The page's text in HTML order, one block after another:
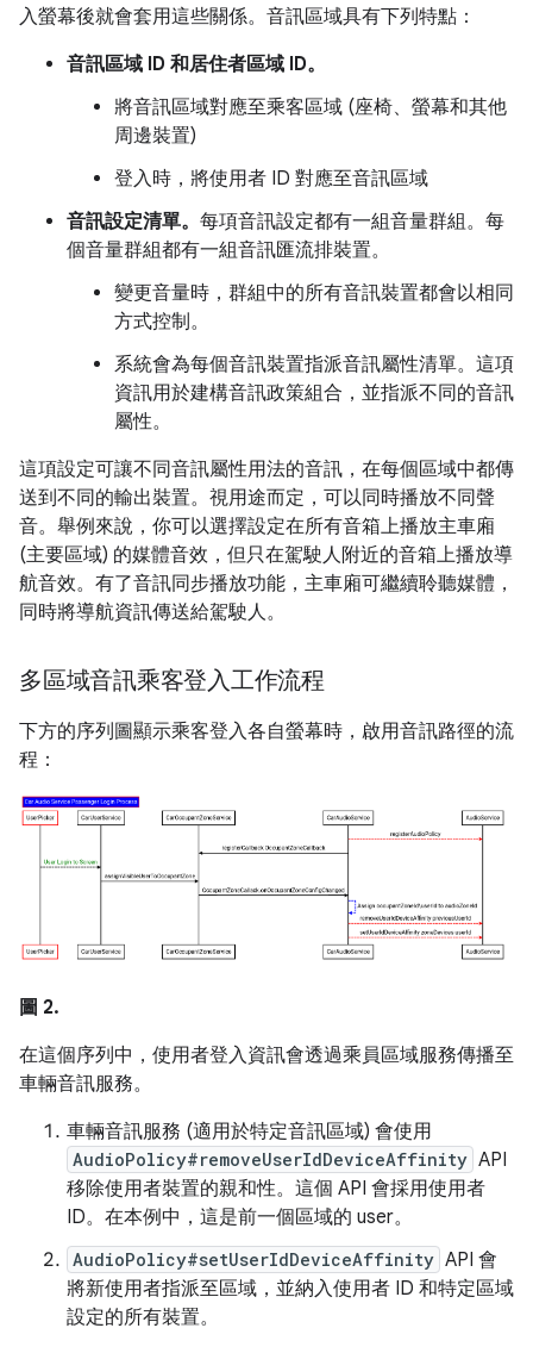
入螢幕後就會套用這些關係。音訊區域具有下列特點：
音訊區域 ID 和居住者區域 ID。
將音訊區域對應至乘客區域 (座椅、螢幕和其他
周邊裝置)
登入時，將使用者 ID 對應至音訊區域
音訊設定清單。 每項音訊設定都有一組音量群組。每
個音量群組都有一組音訊匯流排裝置。
變更音量時，群組中的所有音訊裝置都會以相同
方式控制。
系統會為每個音訊裝置指派音訊屬性清單。這項
資訊用於建構音訊政策組合，並指派不同的音訊
屬性。
這項設定可讓不同音訊屬性用法的音訊，在每個區域中都傳
送到不同的輸出裝置。視用途而定，可以同時播放不同聲
音。舉例來說，你可以選擇設定在所有音箱上播放主車廂
(主要區域) 的媒體音效，但只在駕駛人附近的音箱上播放導
航音效。有了音訊同步播放功能，主車廂可繼續聆聽媒體，
同時將導航資訊傳送給駕駛人。
多區域音訊乘客登入工作流程
下方的序列圖顯示乘客登入各自螢幕時，啟用音訊路徑的流
程：
圖 2.
在這個序列中，使用者登入資訊會透過乘員區域服務傳播至
車輛音訊服務。
車輛音訊服務 (適用於特定音訊區域) 會使用
AudioPolicy#removeUserIdDeviceAffinity API
移除使用者裝置的親和性。這個 API 會採用使用者
ID。在本例中，這是前一個區域的 user。
AudioPolicy#setUserIdDeviceAffinity API 會
將新使用者指派至區域，並納入使用者 ID 和特定區域
設定的所有裝置。